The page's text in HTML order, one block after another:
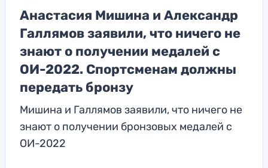
Анастасия Мишина и Александр
Галлямов заявили, что ничего не
знают о получении медалей с
ОИ-2022. Спортсменам должны
передать бронзу
Мишина и Галлямов заявили, что ничего не
знают о получении бронзовых медалей с
ОИ-2022